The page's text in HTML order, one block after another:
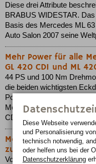
Diese drei Attribute
BRABUS WIDESTAR.
Basis des Mercedes ML
Auto Salon 2007 seine
Mehr Power für alle
GL 420 CDI und ML
44 PS und 100 Nm
die beiden wichtigsten
PowerXtra D8
Mercedes-Modelle GL 420
CDI....
Mercedes Sprinter:
zum bärenstarken
Vom Transporter zum
Diese Webseite
und Personalisierung
technisch notwendig,
oder helfen uns bei der
Datenschutzerklärung